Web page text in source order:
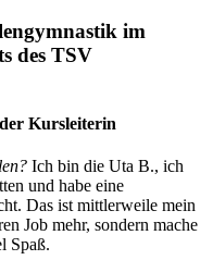
im
des TSV
Kursleiterin
Ich bin die Uta B., ich
und habe eine
Das ist mittlerweile mein
Job mehr, sondern mache
Spaß.